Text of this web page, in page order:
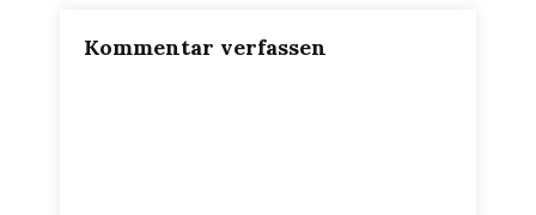
Kommentar verfassen